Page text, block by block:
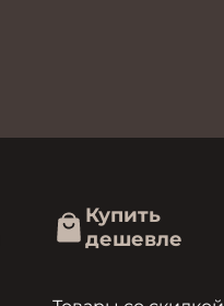
Купить
дешевле